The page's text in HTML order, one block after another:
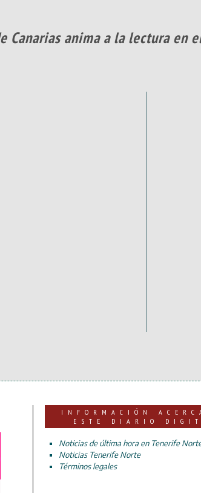
Canarias anima a la lectura en
INFORMACIÓN
ESTE DIARIO
Noticias de última hora en Tenerife
Noticias Tenerife Norte
Términos legales